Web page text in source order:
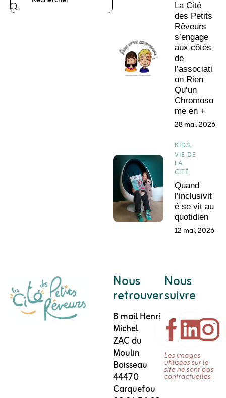
La Cité
des Petits
Rêveurs
s’engage
aux côtés
de
l’associati
on Rien
Qu’un
Chromoso
me en +
28 mai, 2026
KIDS,
VIE DE
LA
CITÉ
Quand
l’inclusivit
é se vit au
quotidien
12 mai, 2026
Nous
retrouver
8 mail Henri
Michel
ZAC du
Moulin
Boisseau
44470
Carquefou
Nous
suivre
Les images
utilisées sur le
site ne sont pas
contractuelles.